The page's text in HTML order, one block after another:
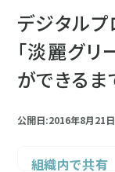
デジタルプ
「淡麗グリ
ができるま
公開日:2016年8月21日
組織内で共有